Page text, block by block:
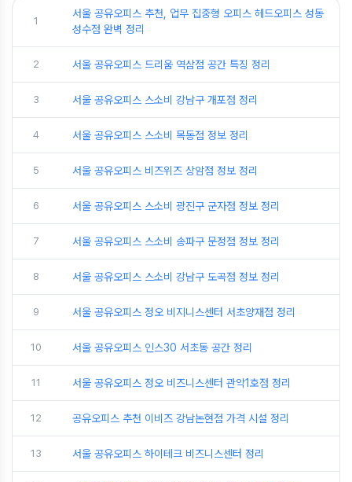
1
서울 공유오피스 추천, 업무 집중형 오피스 헤드오피스 성동
성수점 완벽 정리
2 서울 공유오피스 드리움 역삼점 공간 특징 정리
3 서울 공유오피스 스소비 강남구 개포점 정리
4 서울 공유오피스 스소비 목동점 정보 정리
5 서울 공유오피스 비즈위즈 상암점 정보 정리
6 서울 공유오피스 스소비 광진구 군자점 정보 정리
7 서울 공유오피스 스소비 송파구 문정점 정보 정리
8 서울 공유오피스 스소비 강남구 도곡점 정보 정리
9 서울 공유오피스 정오 비지니스센터 서초양재점 정리
10 서울 공유오피스 인스30 서초동 공간 정리
11 서울 공유오피스 정오 비즈니스센터 관악1호점 정리
12 공유오피스 추천 이비즈 강남논현점 가격 시설 정리
13 서울 공유오피스 하이테크 비즈니스센터 정리